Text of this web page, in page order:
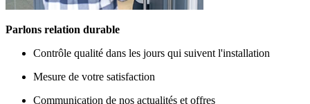
Parlons relation durable
Contrôle qualité dans les jours qui suivent l'installation
Mesure de votre satisfaction
Communication de nos actualités et offres